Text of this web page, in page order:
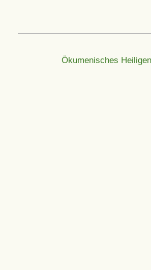
Ökumenisches